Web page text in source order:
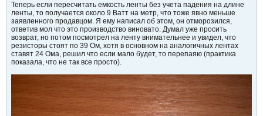
Теперь если пересчитать емкость ленты без учета падения на длине
ленты, то получается около 9 Ватт на метр, что тоже явно меньше
заявленного продавцом. Я ему написал об этом, он отморозился,
ответив мол что это производство виновато. Думал уже просить
возврат, но потом посмотрел на ленту внимательнее и увидел, что
резисторы стоят по 39 Ом, хотя в основном на аналогичных лентах
ставят 24 Ома, решил что если мало будет, то перепаяю (практика
показала, что не так все просто).